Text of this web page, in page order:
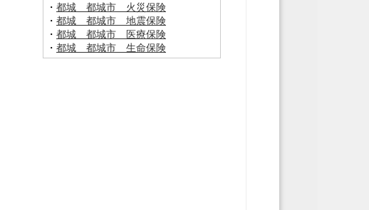
・ 都城 都城市 火災保険
・ 都城 都城市 地震保険
・ 都城 都城市 医療保険
・ 都城 都城市 生命保険